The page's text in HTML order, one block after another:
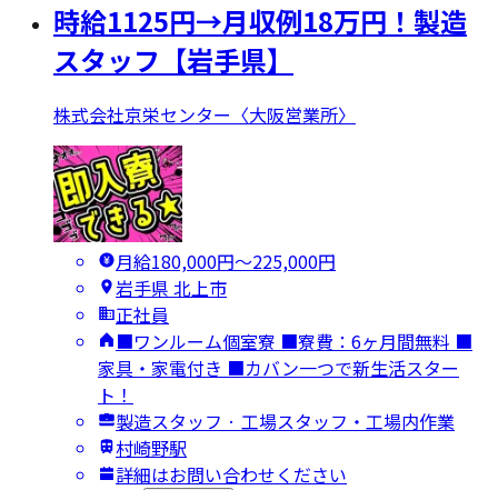
時給1125円→月収例18万円！製造
スタッフ【岩手県】
株式会社京栄センター〈大阪営業所〉
月給180,000円〜225,000円
岩手県 北上市
正社員
■ワンルーム個室寮 ■寮費：6ヶ月間無料 ■
家具・家電付き ■カバン一つで新生活スター
ト！
製造スタッフ · 工場スタッフ・工場内作業
村崎野駅
詳細はお問い合わせください